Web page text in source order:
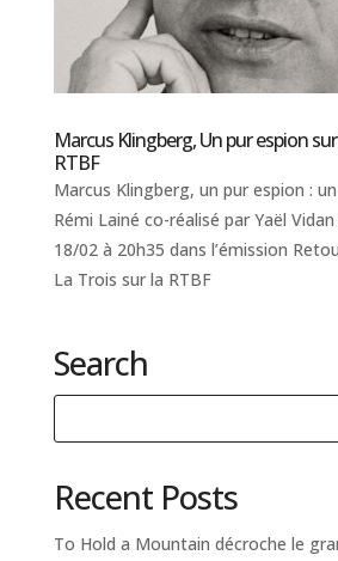
Marcus Klingberg, Un pur espion
RTBF
Marcus Klingberg, un pur espion :
Rémi Lainé co-réalisé par Yaël
18/02 à 20h35 dans l’émission
La Trois sur la RTBF
Search
Recent Posts
To Hold a Mountain décroche le